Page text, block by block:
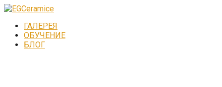
ГАЛЕРЕЯ
ОБУЧЕНИЕ
БЛОГ